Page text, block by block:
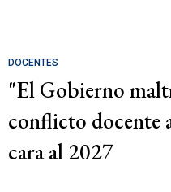
DOCENTES
"El Gobierno
conflicto docente
cara al 2027